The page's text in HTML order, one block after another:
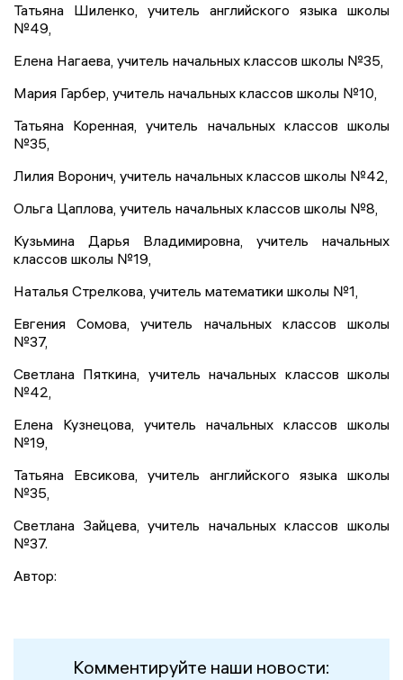
Татьяна Шиленко, учитель английского языка школы
№49,
Елена Нагаева, учитель начальных классов школы №35,
Мария Гарбер, учитель начальных классов школы №10,
Татьяна Коренная, учитель начальных классов школы
№35,
Лилия Воронич, учитель начальных классов школы №42,
Ольга Цаплова, учитель начальных классов школы №8,
Кузьмина Дарья Владимировна, учитель начальных
классов школы №19,
Наталья Стрелкова, учитель математики школы №1,
Евгения Сомова, учитель начальных классов школы
№37,
Светлана Пяткина, учитель начальных классов школы
№42,
Елена Кузнецова, учитель начальных классов школы
№19,
Татьяна Евсикова, учитель английского языка школы
№35,
Светлана Зайцева, учитель начальных классов школы
№37.
Автор:
Комментируйте наши новости: